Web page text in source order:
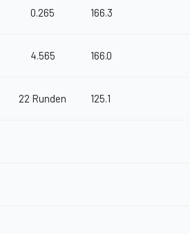
0.265 166.3
4.565 166.0
22 Runden 125.1